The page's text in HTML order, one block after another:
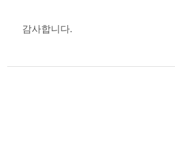
감사합니다.